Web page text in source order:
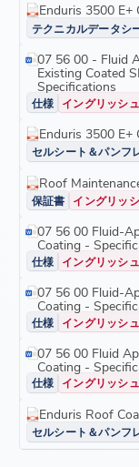
Enduris 3500 E+
テクニカルデータシ
07 56 00 - Fluid
Existing Coated
Specifications
仕様 イングリッシュ
Enduris 3500
セルシート＆パンフ
Roof
保証書 イングリッ
07 56 00 Fluid-
Coating -
仕様 イングリッシュ
07 56 00 Fluid-
Coating -
仕様 イングリッシュ
07 56 00 Fluid
Coating -
仕様 イングリッシュ
Enduris Roof
セルシート＆パンフ